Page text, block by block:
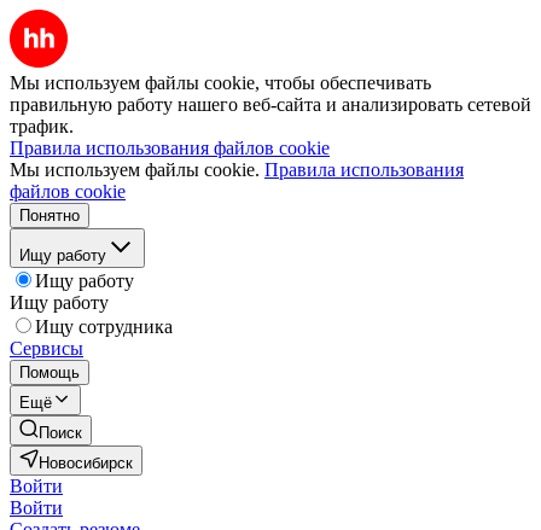
Мы используем файлы cookie, чтобы обеспечивать
правильную работу нашего веб-сайта и анализировать сетевой
трафик.
Правила использования файлов cookie
Мы используем файлы cookie. Правила использования
файлов cookie
Понятно
Ищу работу
Ищу работу
Ищу работу
Ищу сотрудника
Сервисы
Помощь
Ещё
Поиск
Новосибирск
Войти
Войти